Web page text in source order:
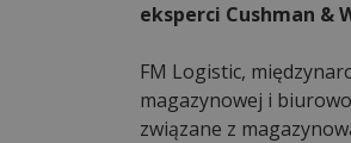
eksperci Cushman &
FM Logistic,
magazynowej i
związane z